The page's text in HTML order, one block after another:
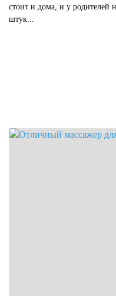
стоит и дома, и у родителей
штук...